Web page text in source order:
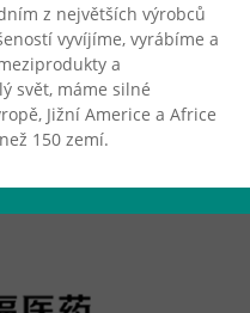
z největších výrobců
vyvíjíme, vyrábíme a
a
svět, máme silné
Jižní Americe a Africe
150 zemí.